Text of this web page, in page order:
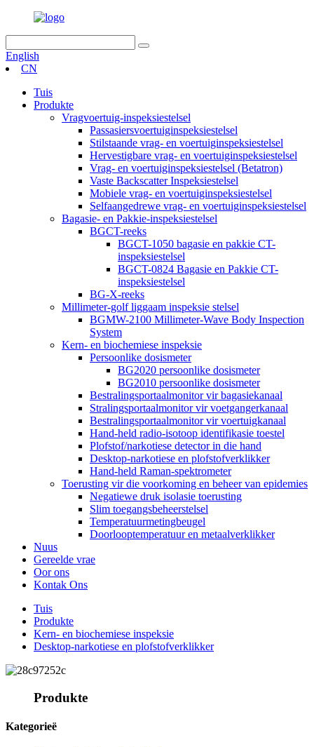
English
CN
Tuis
Produkte
Vragvoertuig-inspeksiestelsel
Passasiersvoertuiginspeksiestelsel
Stilstaande vrag- en voertuiginspeksiestelsel
Hervestigbare vrag- en voertuiginspeksiestelsel
Vrag- en voertuiginspeksiestelsel (Betatron)
Vaste Backscatter Inspeksiestelsel
Mobiele vrag- en voertuiginspeksiestelsel
Selfaangedrewe vrag- en voertuiginspeksiestelsel
Bagasie- en Pakkie-inspeksiestelsel
BGCT-reeks
BGCT-1050 bagasie en pakkie CT-
inspeksiestelsel
BGCT-0824 Bagasie en Pakkie CT-
inspeksiestelsel
BG-X-reeks
Millimeter-golf liggaam inspeksie stelsel
BGMW-2100 Millimeter-Wave Body Inspection
System
Kern- en biochemiese inspeksie
Persoonlike dosismeter
BG2020 persoonlike dosismeter
BG2010 persoonlike dosismeter
Bestralingsportaalmonitor vir bagasiekanaal
Stralingsportaalmonitor vir voetgangerkanaal
Bestralingsportaalmonitor vir voertuigkanaal
Hand-held radio-isotoop identifikasie toestel
Plofstof/narkotiese detector in die hand
Desktop-narkotiese en plofstofverklikker
Hand-held Raman-spektrometer
Toerusting vir die voorkoming en beheer van epidemies
Negatiewe druk isolasie toerusting
Slim toegangsbeheerstelsel
Temperatuurmetingbeugel
Doorlooptemperatuur en metaalverklikker
Nuus
Gereelde vrae
Oor ons
Kontak Ons
Tuis
Produkte
Kern- en biochemiese inspeksie
Desktop-narkotiese en plofstofverklikker
Produkte
Kategorieë